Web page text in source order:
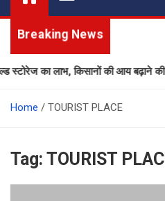
Breaking News
का लाभ, किसानों की आय बढ़ाने की
Home TOURIST PLACE
Tag: TOURIST